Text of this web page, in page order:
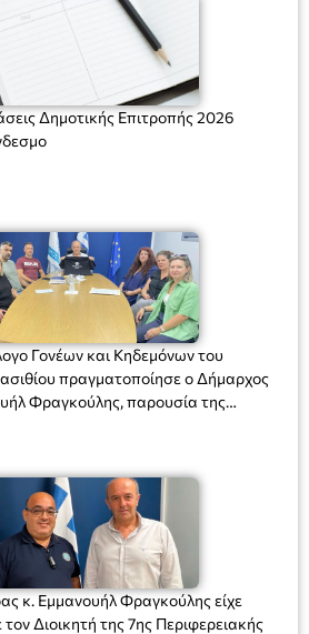
Δημοτικής Επιτροπής 2026
Γονέων και Κηδεμόνων του
πραγματοποίησε ο Δήμαρχος
Φραγκούλης, παρουσία της
κας Μαριάννας Χαΐτα.
κ. Εμμανουήλ Φραγκούλης είχε
Διοικητή της 7ης Περιφερειακής